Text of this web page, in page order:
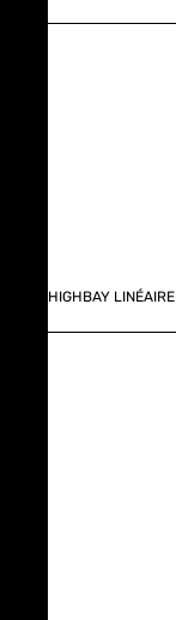
HIGHBAY LINÉAIRE